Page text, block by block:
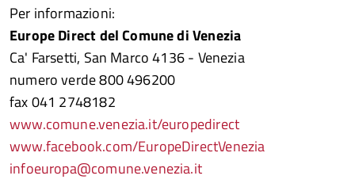
Per informazioni:
Europe Direct del Comune di Venezia
Ca' Farsetti, San Marco 4136 - Venezia
numero verde 800 496200
fax 041 2748182
www.comune.venezia.it/europedirect
www.facebook.com/EuropeDirectVenezia
infoeuropa@comune.venezia.it